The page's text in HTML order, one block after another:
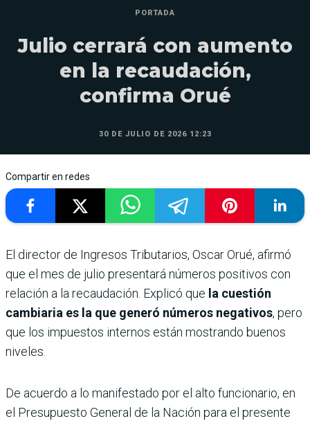
PORTADA
Julio cerrará con aumento
en la recaudación,
confirma Orué
30 DE JULIO DE 2026 12:23
Compartir en redes
El director de Ingresos Tributarios, Oscar Orué, afirmó
que el mes de julio presentará números positivos con
relación a la recaudación. Explicó que la cuestión
cambiaria es la que generó números negativos, pero
que los impuestos internos están mostrando buenos
niveles.
De acuerdo a lo manifestado por el alto funcionario, en
el Presupuesto General de la Nación para el presente